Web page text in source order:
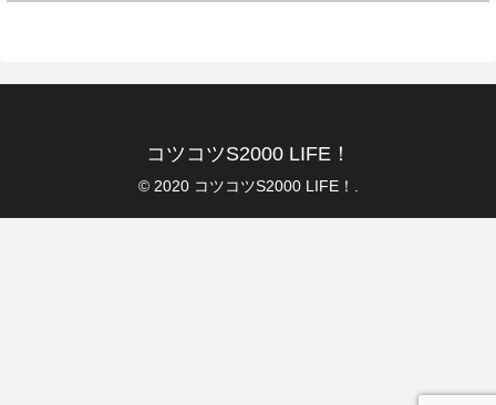
コツコツS2000 LIFE！
© 2020 コツコツS2000 LIFE！.